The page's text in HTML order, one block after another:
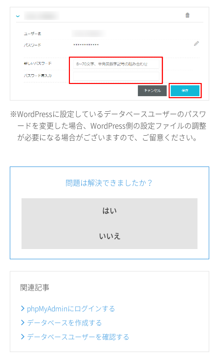
※WordPressに設定しているデータベースユーザーのパスワ
ードを変更した場合、WordPress側の設定ファイルの調整
が必要になる場合がございますので、ご留意ください。
問題は解決できましたか？
はい
いいえ
関連記事
phpMyAdminにログインする
データベースを作成する
データベースユーザーを確認する